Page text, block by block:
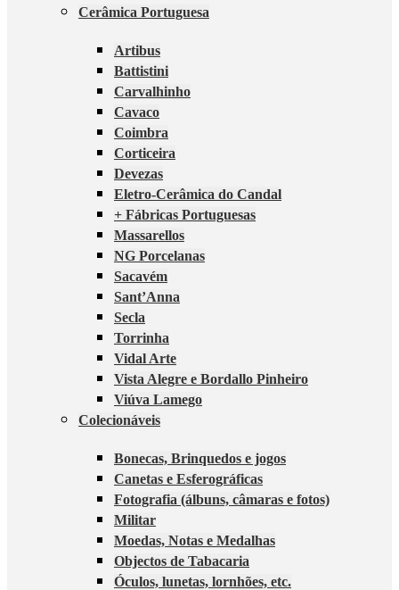
Cerâmica Portuguesa
Artibus
Battistini
Carvalhinho
Cavaco
Coimbra
Corticeira
Devezas
Eletro-Cerâmica do Candal
+ Fábricas Portuguesas
Massarellos
NG Porcelanas
Sacavém
Sant’Anna
Secla
Torrinha
Vidal Arte
Vista Alegre e Bordallo Pinheiro
Viúva Lamego
Colecionáveis
Bonecas, Brinquedos e jogos
Canetas e Esferográficas
Fotografia (álbuns, câmaras e fotos)
Militar
Moedas, Notas e Medalhas
Objectos de Tabacaria
Óculos, lunetas, lornhões, etc.